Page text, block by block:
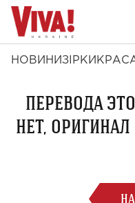
НОВИНИ ЗІРКИ
ПЕРЕВОДА
НЕТ,